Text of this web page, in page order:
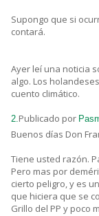
Supongo que si
contará.
Ayer leí una noticia
algo. Los
cuento climático.
2.Publicado por
Buenos días Don
Tiene usted razón.
Pero mas por
cierto peligro, y es
que hiciera que se
Grillo del PP y poco